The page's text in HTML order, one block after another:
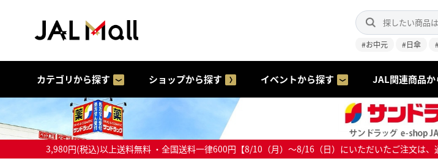
#お中元 #日傘
カテゴリから探す ショップから探す イベントから探す JAL関連商品か
3,980円(税込)以上送料無料 ・全国送料一律600円【8/10（月）～8/16（日）にいただいたご注文は